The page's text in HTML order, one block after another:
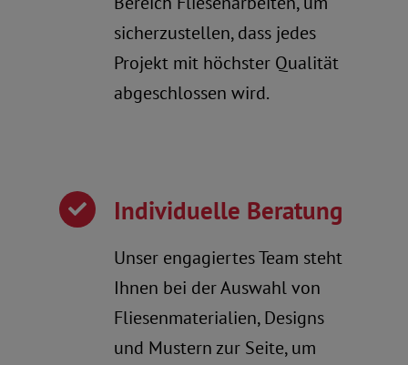
sicherzustellen, dass jedes
Projekt mit höchster Qualität
abgeschlossen wird.
Individuelle Beratung
Unser engagiertes Team steht
Ihnen bei der Auswahl von
Fliesenmaterialien, Designs
und Mustern zur Seite, um